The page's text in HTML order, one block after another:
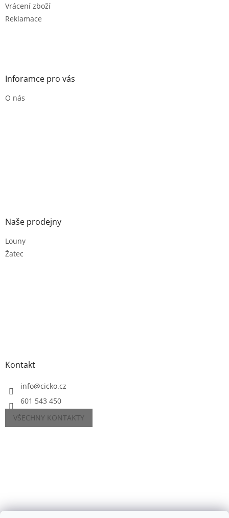
Vrácení zboží
Reklamace
Inforamce pro vás
O nás
Naše prodejny
Louny
Žatec
Kontakt
info@cicko.cz
601 543 450
VŠECHNY KONTAKTY